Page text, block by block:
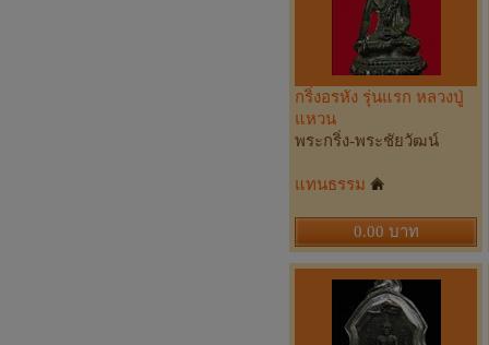
กริ่งอรหัง รุ่นแรก หลวงปู่
แหวน
พระกริ่ง-พระชัยวัฒน์
แทนธรรม
0.00 บาท